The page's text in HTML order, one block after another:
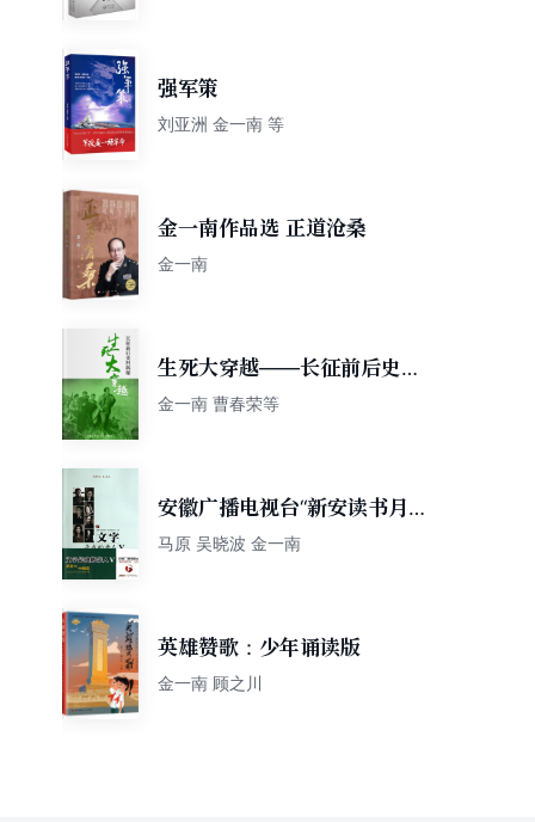
强军策
刘亚洲 金一南 等
金一南作品选 正道沧桑
金一南
生死大穿越——长征前后史料
揭秘 (轻历史 32)
金一南 曹春荣等
安徽广播电视台“新安读书月”
丛书：文字是我的亲人5
马原 吴晓波 金一南
英雄赞歌：少年诵读版
金一南 顾之川